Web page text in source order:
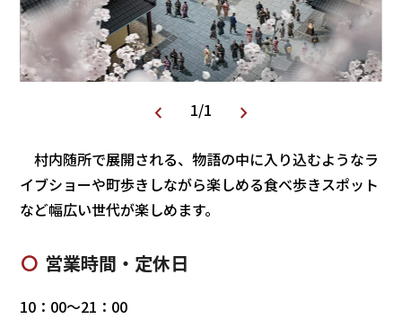
1/1
村内随所で展開される、物語の中に入り込むようなラ
イブショーや町歩きしながら楽しめる食べ歩きスポット
など幅広い世代が楽しめます。
営業時間・定休日
10：00～21：00